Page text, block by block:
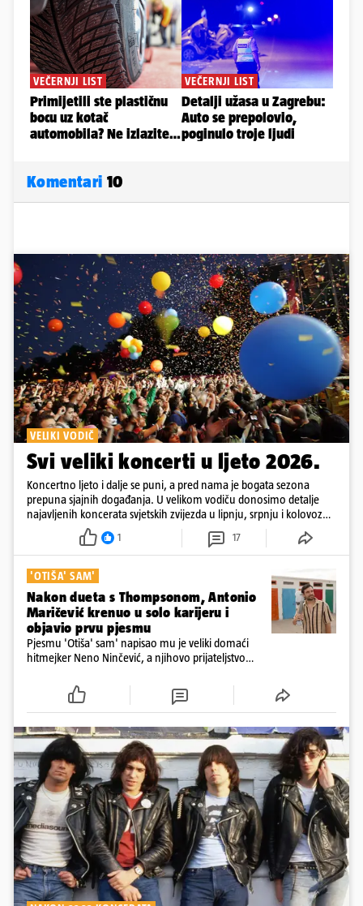
Komentari 10
VELIKI VODIČ
Svi veliki koncerti u ljeto 2026.
Koncertno ljeto i dalje se puni, a pred nama je bogata sezona
prepuna sjajnih događanja. U velikom vodiču donosimo detalje
najavljenih koncerata svjetskih zvijezda u lipnju, srpnju i kolovozu
2026. godine.
1 17
'OTIŠA' SAM'
Nakon dueta s Thompsonom, Antonio
Maričević krenuo u solo karijeru i
objavio prvu pjesmu
Pjesmu 'Otiša' sam' napisao mu je veliki domaći
hitmejker Neno Ninčević, a njihovo prijateljstvo
koje je proslavio duet s Thompsonom "Ako ne znaš
što je bilo"